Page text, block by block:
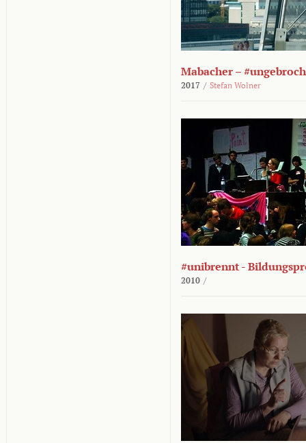
Mabacher –
2017 / Stefan Wolner
#unibrennt -
2010 /